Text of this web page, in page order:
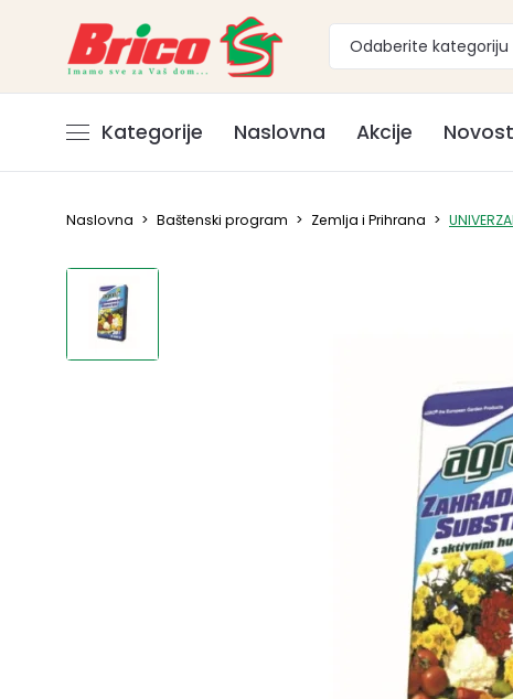
Odaberite kategoriju
Kategorije Naslovna Akcije
Naslovna > Baštenski program > Zemlja i Prihrana >